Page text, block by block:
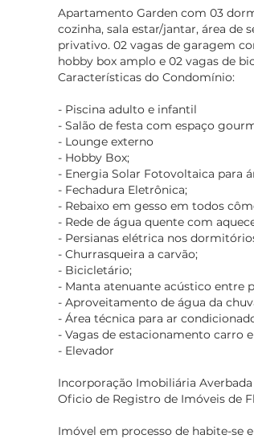
Apartamento Garden com 03
cozinha, sala estar/jantar, área de
privativo. 02 vagas de garagem
hobby box amplo e 02 vagas de
Características do Condomínio:
- Piscina adulto e infantil
- Salão de festa com espaço
- Lounge externo
- Hobby Box;
- Energia Solar Fotovoltaica para
- Fechadura Eletrônica;
- Rebaixo em gesso em todos
- Rede de água quente com
- Persianas elétrica nos
- Churrasqueira a carvão;
- Bicicletário;
- Manta atenuante acústico entre
- Aproveitamento de água da
- Área técnica para ar
- Vagas de estacionamento carro
- Elevador
Incorporação Imobiliária
Oficio de Registro de Imóveis de
Imóvel em processo de habite-se